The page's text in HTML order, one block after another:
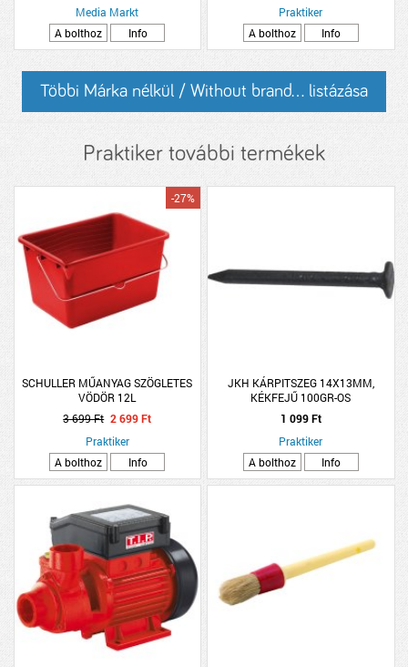
Media Markt
A bolthoz
Info
Praktiker
A bolthoz
Info
Többi Márka nélkül / Without brand... listázása
Praktiker további termékek
SCHULLER MŰANYAG SZÖGLETES
VÖDÖR 12L
-27%
3 699 Ft 2 699 Ft
Praktiker
A bolthoz
Info
JKH KÁRPITSZEG 14X13MM,
KÉKFEJŰ 100GR-OS
1 099 Ft
Praktiker
A bolthoz
Info